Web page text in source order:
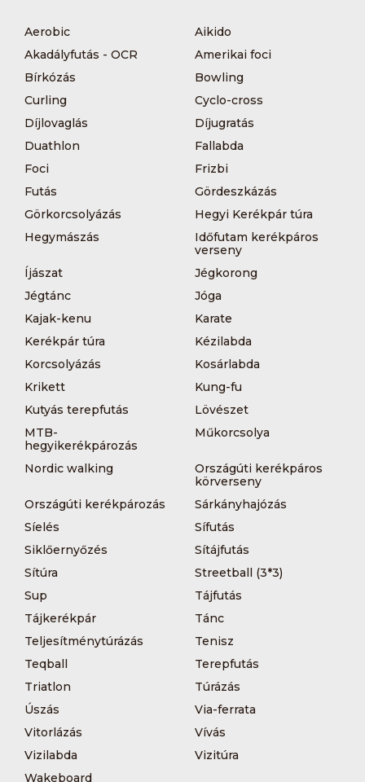
Aerobic
Aikido
Akadályfutás - OCR
Amerikai foci
Bírkózás
Bowling
Curling
Cyclo-cross
Díjlovaglás
Díjugratás
Duathlon
Fallabda
Foci
Frizbi
Futás
Gördeszkázás
Görkorcsolyázás
Hegyi Kerékpár túra
Hegymászás
Időfutam kerékpáros
verseny
Íjászat
Jégkorong
Jégtánc
Jóga
Kajak-kenu
Karate
Kerékpár túra
Kézilabda
Korcsolyázás
Kosárlabda
Krikett
Kung-fu
Kutyás terepfutás
Lövészet
MTB-
hegyikerékpározás
Műkorcsolya
Nordic walking
Országúti kerékpáros
körverseny
Országúti kerékpározás
Sárkányhajózás
Síelés
Sífutás
Siklőernyőzés
Sítájfutás
Sítúra
Streetball (3*3)
Sup
Tájfutás
Tájkerékpár
Tánc
Teljesítménytúrázás
Tenisz
Teqball
Terepfutás
Triatlon
Túrázás
Úszás
Via-ferrata
Vitorlázás
Vívás
Vizilabda
Vizitúra
Wakeboard